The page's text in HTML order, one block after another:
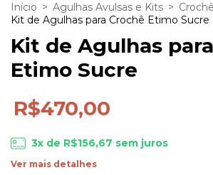
Início > Agulhas Avulsas e Kits > Crochê
Kit de Agulhas para Crochê Etimo Sucre
Kit de Agulhas
Etimo Sucre
R$470,00
3x de R$156,67 sem juros
Ver mais detalhes